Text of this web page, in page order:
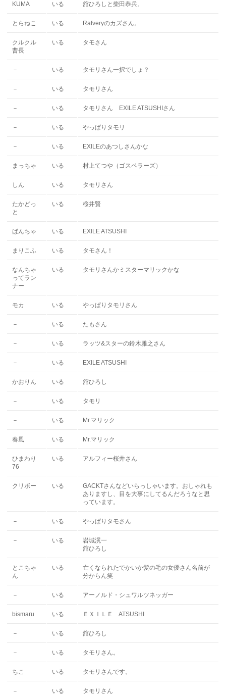
KUMA いる 舘ひろしと柴田恭兵。
とらねこ いる Rafveryのカズさん。
クルクル
曹長
いる タモさん
－ いる タモリさん一択でしょ？
－ いる タモリさん
－ いる タモリさん EXILE ATSUSHIさん
－ いる やっぱりタモリ
－ いる EXILEのあつしさんかな
まっちゃ いる 村上てつや（ゴスペラーズ）
しん いる タモリさん
たかどっ
と
いる 桜井賢
ばんちゃ いる EXILE ATSUSHI
まりこふ いる タモさん！
なんちゃ
ってラン
ナー
いる タモリさんかミスターマリックかな
モカ いる やっぱりタモリさん
－ いる たもさん
－ いる ラッツ&スターの鈴木雅之さん
－ いる EXILE ATSUSHI
かおりん いる 舘ひろし
－ いる タモリ
－ いる Mr.マリック
春風 いる Mr.マリック
ひまわり
76
いる アルフィー桜井さん
クリボー いる
GACKTさんなどいらっしゃいます。おしゃれも
ありますし、目を大事にしてるんだろうなと思
っています。
－ いる やっぱりタモさん
－ いる
岩城滉一
舘ひろし
とこちゃ
ん
いる
亡くなられたでかいか髪の毛の女優さん名前が
分からん笑
－ いる アーノルド・シュワルツネッガー
bismaru いる ＥＸＩＬＥ ATSUSHI
－ いる 舘ひろし
－ いる タモリさん。
ちこ いる タモリさんです。
－ いる タモリさん